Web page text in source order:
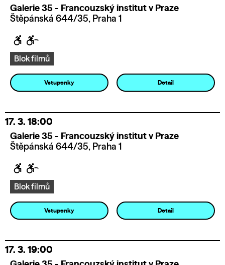
Galerie 35 - Francouzský institut v Praze
Štěpánská 644/35, Praha 1
Blok filmů
Vstupenky Detail
17. 3. 18:00
Galerie 35 - Francouzský institut v Praze
Štěpánská 644/35, Praha 1
Blok filmů
Vstupenky Detail
17. 3. 19:00